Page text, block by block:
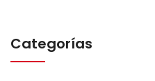
Categorías